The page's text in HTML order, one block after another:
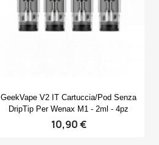
 Anteprima
GeekVape V2 IT Cartuccia/pod Senza
DripTip Per Wenax M1 - 2ml - 4pz
10,90 €